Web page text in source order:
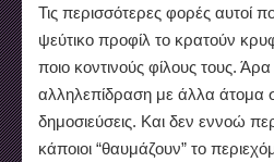
Τις περισσότερες φορές αυτοί
ψεύτικο προφίλ το κρατούν
ποιο κοντινούς φίλους τους.
αλληλεπίδραση με άλλα άτομα
δημοσιεύσεις. Και δεν εννοώ
κάποιοι “θαυμάζουν” το